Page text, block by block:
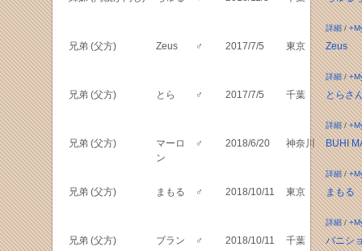
詳細/
兄弟 (父方) Zeus ♂ 2017/7/5 東京 Zeus
詳細/
兄弟 (父方) とら ♂ 2017/7/5 千葉 とらさ
詳細/
兄弟 (父方)
マーロ
ン
♂ 2018/6/20 神奈川 BUHI
詳細/
兄弟 (父方) まもる ♂ 2018/10/11 東京 まもる
詳細/
兄弟 (父方) ブラン ♂ 2018/10/11 千葉 バニシ